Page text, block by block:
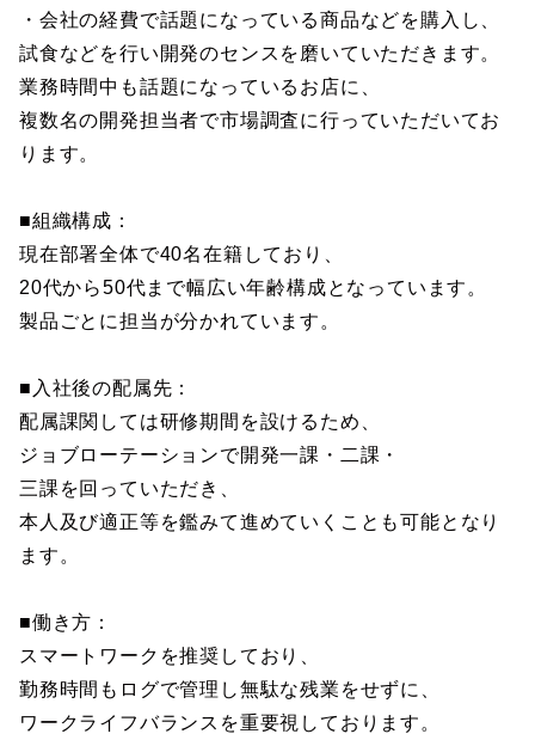
・会社の経費で話題になっている商品などを購入し、
試食などを行い開発のセンスを磨いていただきます。
業務時間中も話題になっているお店に、
複数名の開発担当者で市場調査に行っていただいてお
ります。
■組織構成：
現在部署全体で40名在籍しており、
20代から50代まで幅広い年齢構成となっています。
製品ごとに担当が分かれています。
■入社後の配属先：
配属課関しては研修期間を設けるため、
ジョブローテーションで開発一課・二課・
三課を回っていただき、
本人及び適正等を鑑みて進めていくことも可能となり
ます。
■働き方：
スマートワークを推奨しており、
勤務時間もログで管理し無駄な残業をせずに、
ワークライフバランスを重要視しております。